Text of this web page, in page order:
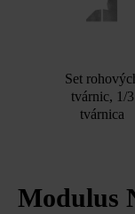
Set
tvárnic, 1/3
tvárnica
Modulus